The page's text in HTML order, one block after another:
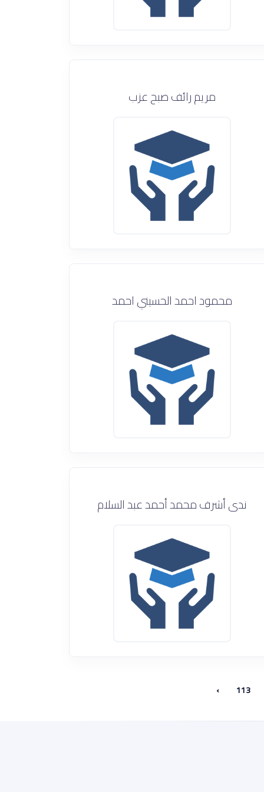
مريم رائف صبح عزب
محمود احمد الحسيني احمد
ندى أشرف محمد أحمد عبد السلام
113
›